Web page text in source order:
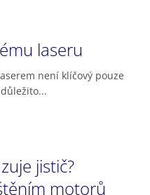
laseru
není klíčový pouze
jistič?
motorů